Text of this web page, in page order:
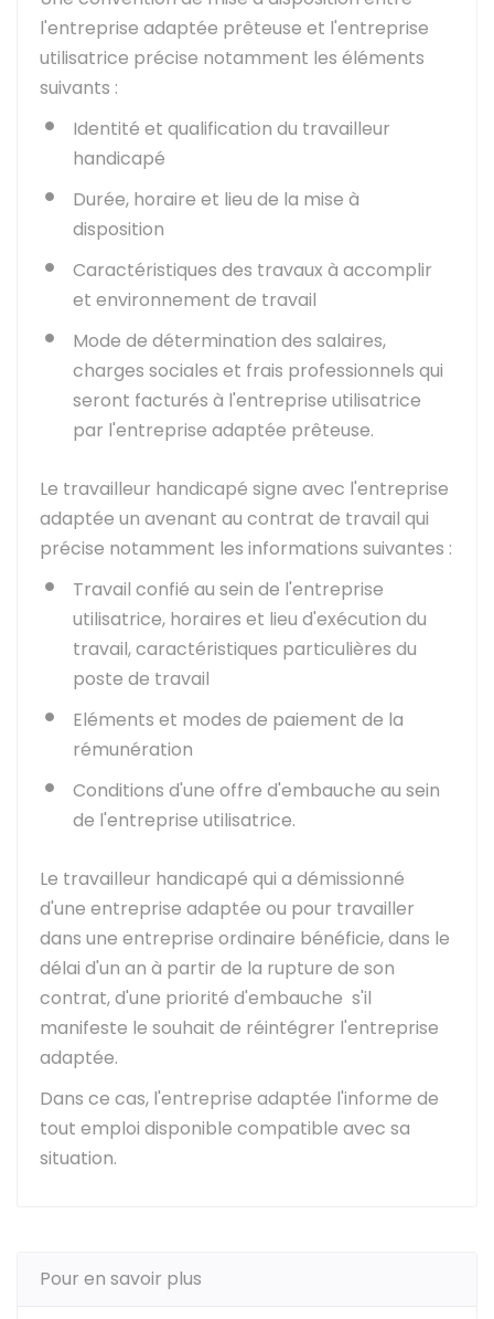
l'entreprise adaptée prêteuse et l'entreprise
utilisatrice précise notamment les éléments
suivants :
Identité et qualification du travailleur
handicapé
Durée, horaire et lieu de la mise à
disposition
Caractéristiques des travaux à accomplir
et environnement de travail
Mode de détermination des salaires,
charges sociales et frais professionnels qui
seront facturés à l'entreprise utilisatrice
par l'entreprise adaptée prêteuse.
Le travailleur handicapé signe avec l'entreprise
adaptée un avenant au contrat de travail qui
précise notamment les informations suivantes :
Travail confié au sein de l'entreprise
utilisatrice, horaires et lieu d'exécution du
travail, caractéristiques particulières du
poste de travail
Eléments et modes de paiement de la
rémunération
Conditions d'une offre d'embauche au sein
de l'entreprise utilisatrice.
Le travailleur handicapé qui a démissionné
d'une entreprise adaptée ou pour travailler
dans une entreprise ordinaire bénéficie, dans le
délai d'un an à partir de la rupture de son
contrat, d'une priorité d'embauche s'il
manifeste le souhait de réintégrer l'entreprise
adaptée.
Dans ce cas, l'entreprise adaptée l'informe de
tout emploi disponible compatible avec sa
situation.
Pour en savoir plus